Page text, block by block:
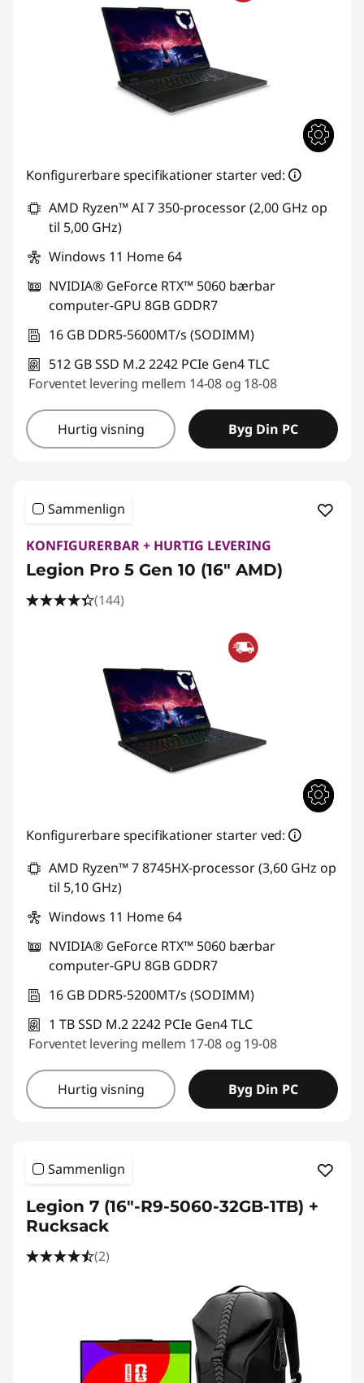
Konfigurerbare specifikationer starter ved:
AMD Ryzen™ AI 7 350-processor (2,00 GHz op
til 5,00 GHz)
Windows 11 Home 64
NVIDIA® GeForce RTX™ 5060 bærbar
computer-GPU 8GB GDDR7
16 GB DDR5-5600MT/s (SODIMM)
512 GB SSD M.2 2242 PCIe Gen4 TLC
Forventet levering mellem 14-08 og 18-08
Hurtig visning Byg Din PC
Sammenlign
KONFIGURERBAR + HURTIG LEVERING
Legion Pro 5 Gen 10 (16" AMD)
(144)
Konfigurerbare specifikationer starter ved:
AMD Ryzen™ 7 8745HX-processor (3,60 GHz op
til 5,10 GHz)
Windows 11 Home 64
NVIDIA® GeForce RTX™ 5060 bærbar
computer-GPU 8GB GDDR7
16 GB DDR5-5200MT/s (SODIMM)
1 TB SSD M.2 2242 PCIe Gen4 TLC
Forventet levering mellem 17-08 og 19-08
Hurtig visning Byg Din PC
Sammenlign
Legion 7 (16"-R9-5060-32GB-1TB) +
Rucksack
(2)